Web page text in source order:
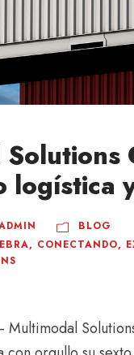
logística
BLOG
, CONECTANDO,